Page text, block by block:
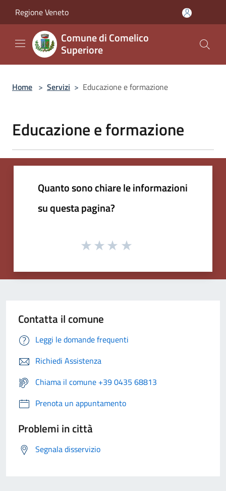
Regione Veneto
Comune di Comelico
Superiore
Home > Servizi > Educazione e formazione
Educazione e formazione
Quanto sono chiare le informazioni
su questa pagina?
Contatta il comune
Leggi le domande frequenti
Richiedi Assistenza
Chiama il comune +39 0435 68813
Prenota un appuntamento
Problemi in città
Segnala disservizio